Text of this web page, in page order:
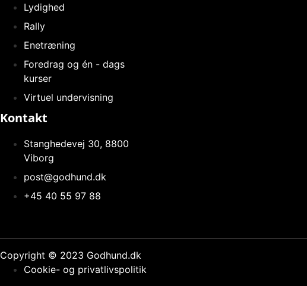
Lydighed
Rally
Enetræning
Foredrag og én - dags
kurser
Virtuel undervisning
Kontakt
Stanghedevej 30, 8800
Viborg
post@godhund.dk
+45 40 55 97 88
Copyright © 2023 Godhund.dk
Cookie- og privatlivspolitik